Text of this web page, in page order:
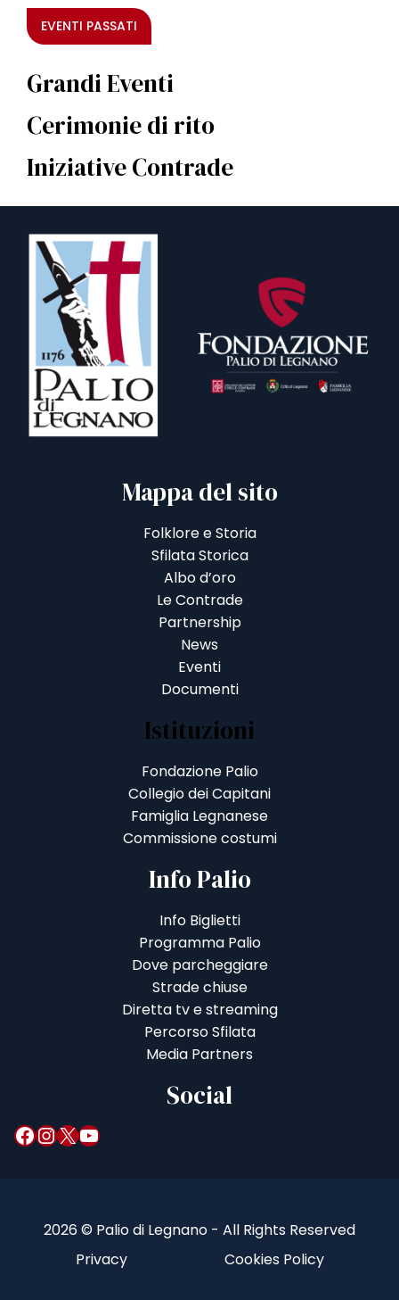
EVENTI PASSATI
Grandi Eventi
Cerimonie di rito
Iniziative Contrade
Mappa del sito
Folklore e Storia
Sfilata Storica
Albo d’oro
Le Contrade
Partnership
News
Eventi
Documenti
Istituzioni
Fondazione Palio
Collegio dei Capitani
Famiglia Legnanese
Commissione costumi
Info Palio
Info Biglietti
Programma Palio
Dove parcheggiare
Strade chiuse
Diretta tv e streaming
Percorso Sfilata
Media Partners
Social
Facebook InstagramX YouTube
2026 © Palio di Legnano - All Rights Reserved
Privacy
Cookies Policy